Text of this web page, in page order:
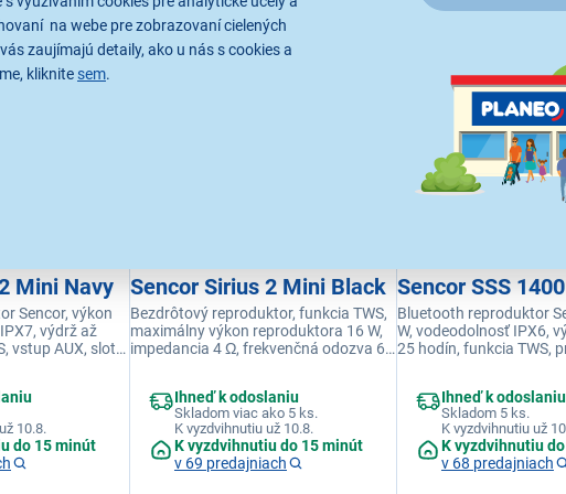
na webe pre zobrazovaní cielených
zaujímajú detaily, ako u nás s cookies a
kliknite sem.
64,90 € 26,90 €
Mini Navy
Sencor, výkon
výdrž až
vstup AUX, slot
10.8.
do 15 minút
Sencor Sirius 2 Mini Black
Bezdrôtový reproduktor, funkcia TWS,
maximálny výkon reproduktora 16 W,
impedancia 4 Ω, frekvenčná odozva 60
Ihneď k odoslaniu
Skladom viac ako 5 ks.
K vyzdvihnutiu už 10.8.
K vyzdvihnutiu do 15 minút
v 69 predajniach
Sencor SSS
Bluetooth reproduktor
W, vodeodolnosť IPX6,
25 hodín, funkcia TWS,
farba Ihneď k odoslaniu
Skladom 5 ks.
K vyzdvihnutiu už
K vyzdvihnutiu
v 68 predajniach